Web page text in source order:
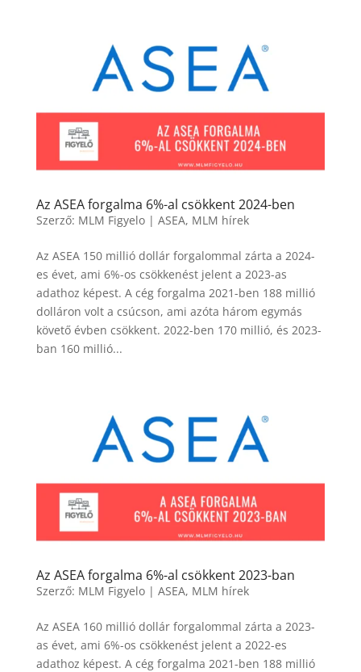
Az ASEA forgalma 6%-al csökkent 2024-ben
Szerző: MLM Figyelo| ASEA, MLM hírek
Az ASEA 150 millió dollár forgalommal zárta a 2024-
es évet, ami 6%-os csökkenést jelent a 2023-as
adathoz képest. A cég forgalma 2021-ben 188 millió
dolláron volt a csúcson, ami azóta három egymás
követő évben csökkent. 2022-ben 170 millió, és 2023-
ban 160 millió...
Az ASEA forgalma 6%-al csökkent 2023-ban
Szerző: MLM Figyelo| ASEA, MLM hírek
Az ASEA 160 millió dollár forgalommal zárta a 2023-
as évet, ami 6%-os csökkenést jelent a 2022-es
adathoz képest. A cég forgalma 2021-ben 188 millió